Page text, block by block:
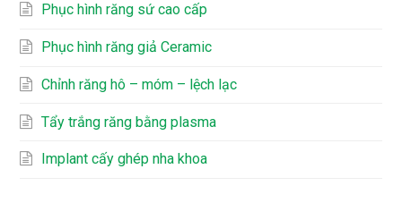
Phục hình răng sứ cao cấp
Phục hình răng giả Ceramic
Chỉnh răng hô – móm – lệch lạc
Tẩy trắng răng bằng plasma
Implant cấy ghép nha khoa